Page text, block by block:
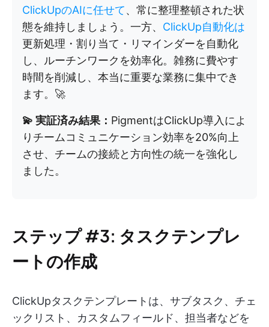
ClickUpのAIに任せて、常に整理整頓された状
態を維持しましょう。一方、 ClickUp自動化は
更新処理・割り当て・リマインダーを自動化
し、ルーチンワークを効率化。雑務に費やす
時間を削減し、本当に重要な業務に集中でき
ます。🚀
💫 実証済み結果： PigmentはClickUp導入によ
りチームコミュニケーション効率を20%向上
させ、チームの接続と方向性の統一を強化し
ました。
ステップ #3: タスクテンプレ
ートの作成
ClickUpタスクテンプレートは、サブタスク、チェ
ックリスト、カスタムフィールド、担当者などを